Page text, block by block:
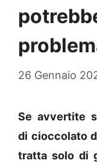
26 Gennaio
Se avvertite
di cioccolato
tratta solo di